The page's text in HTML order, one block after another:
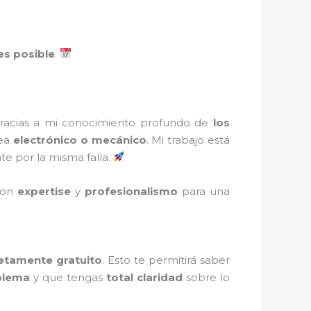
posible.
a mi conocimiento profundo de los
electrónico o mecánico. Mi trabajo está
por la misma falla.
expertisey profesionalismo para una
gratuito. Esto te permitirá saber
y que tengastotal claridad sobre lo